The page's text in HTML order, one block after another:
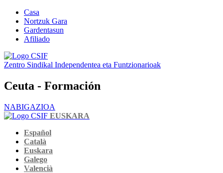
Casa
Nortzuk Gara
Gardentasun
Afiliado
Zentro Sindikal Independentea eta Funtzionarioak
Ceuta - Formación
NABIGAZIOA
EUSKARA
Español
Català
Euskara
Galego
Valencià